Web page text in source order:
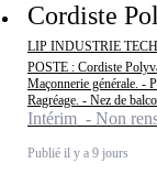
Cordiste
LIP INDUSTRIE
POSTE : Cordiste
Maçonnerie générale. -
Ragréage. - Nez de
Intérim - Non
Publié il y a 9 jours